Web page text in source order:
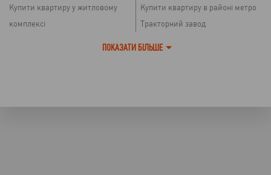
Купити квартиру у житловому
комплексі
Купити трикімнатну квартиру
Купити квартиру в районі метро
Тракторний завод
Купити квартиру в районі метро
ПОКАЗАТИ БІЛЬШЕ